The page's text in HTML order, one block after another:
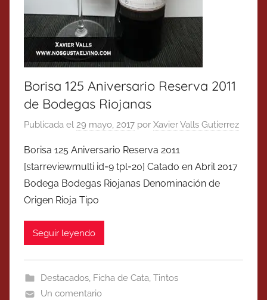
Borisa 125 Aniversario Reserva 2011
de Bodegas Riojanas
Publicada el 29 mayo, 2017 por Xavier Valls Gutierrez
Borisa 125 Aniversario Reserva 2011
[starreviewmulti id=9 tpl=20] Catado en Abril 2017
Bodega Bodegas Riojanas Denominación de
Origen Rioja Tipo
Seguir leyendo
Destacados, Ficha de Cata, Tintos
Un comentario